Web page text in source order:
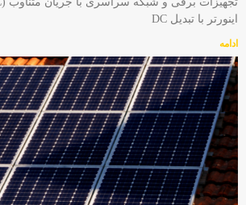
اینورتر با تبدیل DC
ادامه